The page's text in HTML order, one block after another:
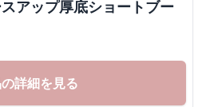
アップ厚底ショートブー
詳細を見る